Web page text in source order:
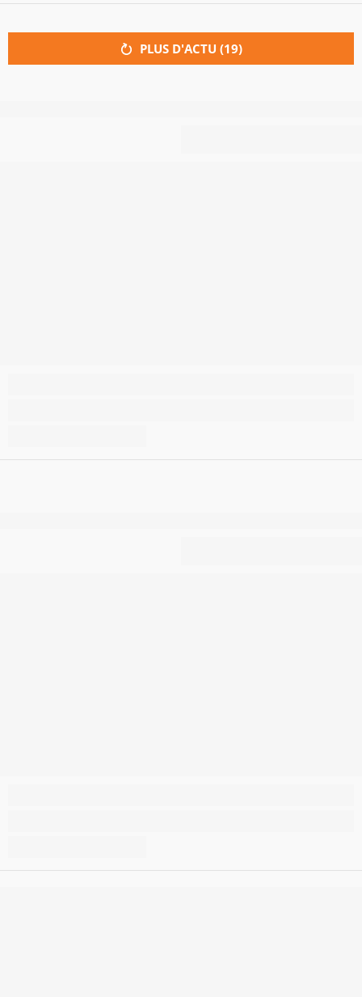
PLUS D'ACTU (19)